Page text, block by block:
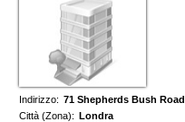
Indirizzo: 71 Shepherds Bush Road
Città (Zona): Londra